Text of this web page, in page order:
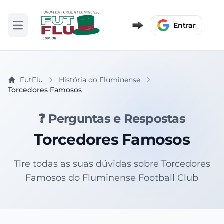
Abrir menu Entrar
FutFlu
História do Fluminense
Torcedores Famosos
❓ Perguntas e Respostas
Torcedores Famosos
Tire todas as suas dúvidas sobre Torcedores
Famosos do Fluminense Football Club